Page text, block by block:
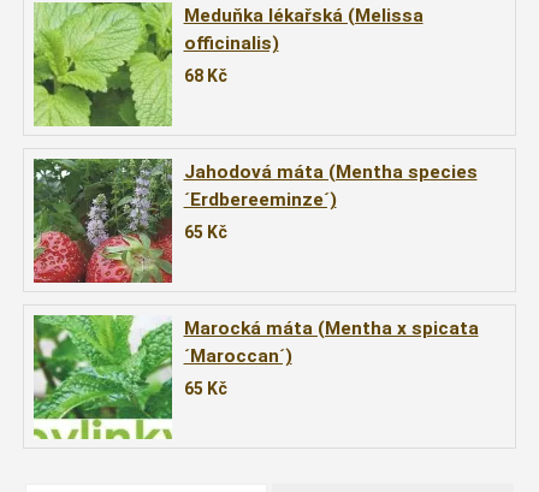
Meduňka lékařská (Melissa
officinalis)
68 Kč
Jahodová máta (Mentha species
´Erdbereeminze´)
65 Kč
Marocká máta (Mentha x spicata
´Maroccan´)
65 Kč